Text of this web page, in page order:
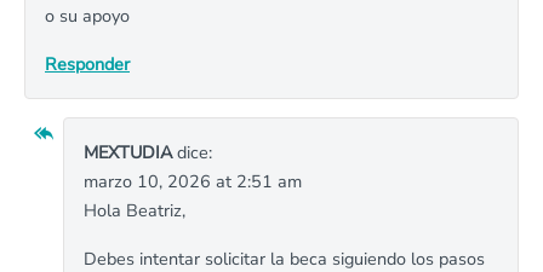
o su apoyo
Responder
MEXTUDIAdice:
marzo 10, 2026 at 2:51 am
Hola Beatriz,
Debes intentar solicitar la beca siguiendo los pasos